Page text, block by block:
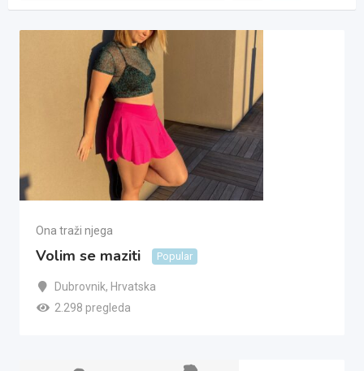
Ona traži njega
Volim se maziti Popular
Dubrovnik, Hrvatska
2.298 pregleda